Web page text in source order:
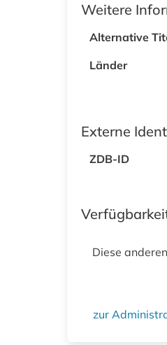
Weitere
Alternative
Länder
Externe
ZDB-ID
Diese
zur